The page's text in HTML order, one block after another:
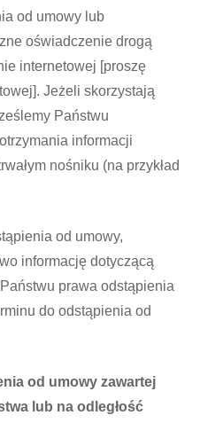
od umowy lub
oświadczenie drogą
internetowej [proszę
Jeżeli skorzystają
Państwu
informacji
nośniku (na przykład
od umowy,
informację dotyczącą
prawa odstąpienia
do odstąpienia od
od umowy zawartej
lub na odległość